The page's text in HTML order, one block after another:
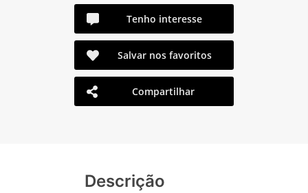
Tenho interesse
Salvar nos favoritos
Compartilhar
Descrição